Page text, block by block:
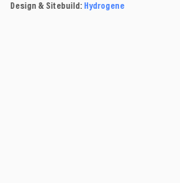
Design & Sitebuild: Hydrogene